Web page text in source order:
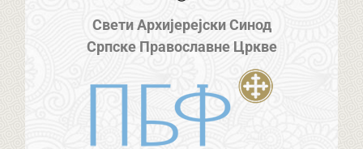
Свети Архијерејски Синод
Српске Православне Цркве